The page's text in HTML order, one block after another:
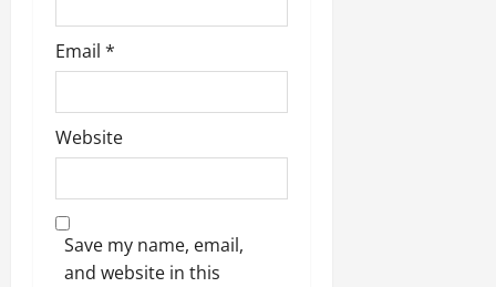
Email *
Website
Save my name, email,
and website in this